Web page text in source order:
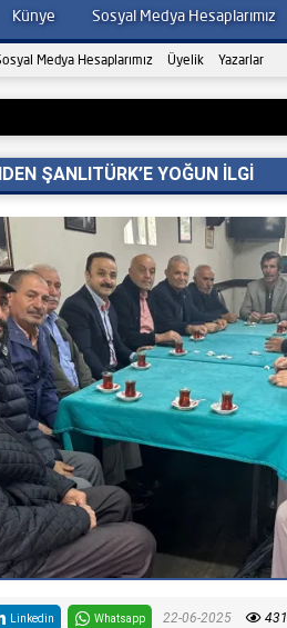
Künye Sosyal Medya Hesaplarımız
Medya Hesaplarımız Üyelik Yazarlar
ŞANLITÜRK’E YOĞUN İLGİ
Linkedin Whatsapp 22-06-2025 431